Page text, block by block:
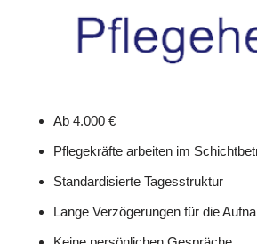
Ab 4.000 €
Pflegekräfte arbeiten im
Standardisierte Tagesstruktur
Lange Verzögerungen für die